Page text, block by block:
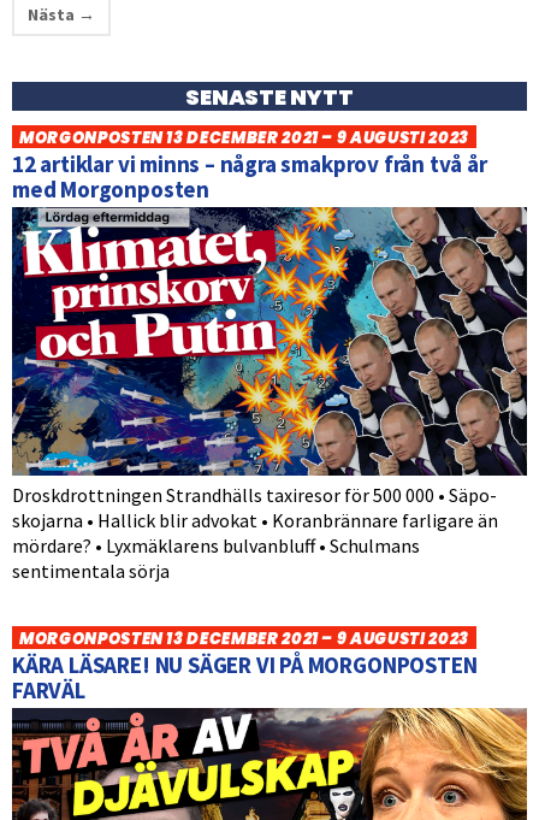
Nästa →
SENASTE NYTT
MORGONPOSTEN 13 DECEMBER 2021 – 9 AUGUSTI 2023
12 artiklar vi minns – några smakprov från två år
med Morgonposten
Droskdrottningen Strandhälls taxiresor för 500 000 • Säpo-
skojarna • Hallick blir advokat • Koranbrännare farligare än
mördare? • Lyxmäklarens bulvanbluff • Schulmans
sentimentala sörja
MORGONPOSTEN 13 DECEMBER 2021 – 9 AUGUSTI 2023
KÄRA LÄSARE! NU SÄGER VI PÅ MORGONPOSTEN
FARVÄL